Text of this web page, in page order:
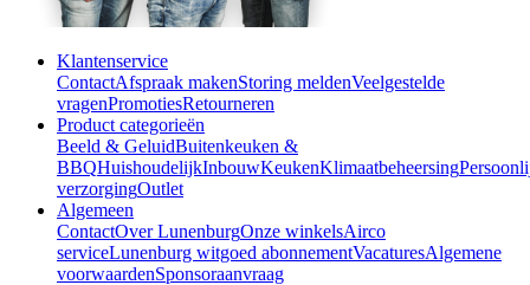
Klantenservice
ContactAfspraak makenStoring meldenVeelgestelde
vragenPromotiesRetourneren
Product categorieën
Beeld & GeluidBuitenkeuken &
BBQHuishoudelijkInbouwKeukenKlimaatbeheersing
verzorgingOutlet
Algemeen
ContactOver LunenburgOnze winkelsAirco
serviceLunenburg witgoed abonnementVacaturesAlgemene
voorwaardenSponsoraanvraag